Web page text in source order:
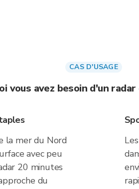
CAS D'USAGE
vous avez besoin d'un
la mer du Nord
avec peu
20 minutes
du